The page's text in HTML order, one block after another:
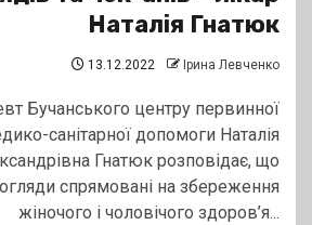
Наталія Гнатюк
13.12.2022 Ірина Левченко
Бучанського центру первинної
санітарної допомоги Наталія
Гнатюк розповідає, що
спрямовані на збереження
жіночого і чоловічого здоров’я...